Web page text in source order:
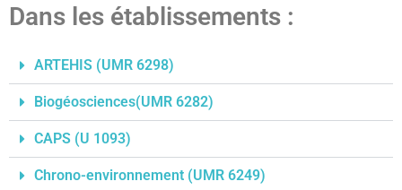
Dans les établissements :
ARTEHIS (UMR 6298)
Biogéosciences(UMR 6282)
CAPS (U 1093)
Chrono-environnement (UMR 6249)